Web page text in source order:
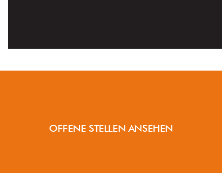
OFFENE STELLEN ANSEHEN